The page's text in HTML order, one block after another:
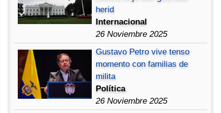
herid
Internacional
26 Noviembre 2025
Gustavo Petro vive tenso
momento con familias de
milita
Política
26 Noviembre 2025